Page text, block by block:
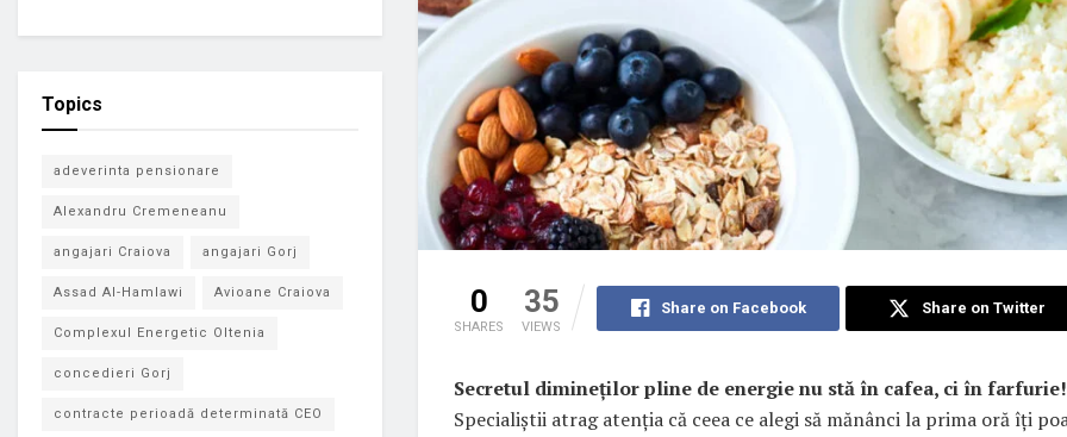
0
SHARES
35
VIEWS
Share on Facebook Share on Twitter
Secretul dimineților pline de energie nu stă în cafea, ci în farfurie!
Specialiștii atrag atenția că ceea ce alegi să mănânci la prima oră îți
Topics
adeverinta pensionare
Alexandru Cremeneanu
angajari Craiova angajari Gorj
Assad Al-Hamlawi Avioane Craiova
Complexul Energetic Oltenia
concedieri Gorj
contracte perioadă determinată CEO